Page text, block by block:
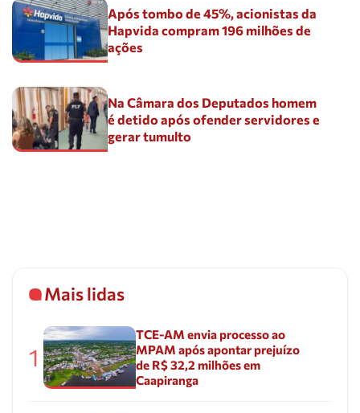
Após tombo de 45%, acionistas da
Hapvida compram 196 milhões de
ações
Na Câmara dos Deputados homem
é detido após ofender servidores e
gerar tumulto
Mais lidas
1
TCE-AM envia processo ao
MPAM após apontar prejuízo
de R$ 32,2 milhões em
Caapiranga